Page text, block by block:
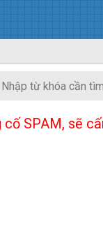
SPAM, sẽ